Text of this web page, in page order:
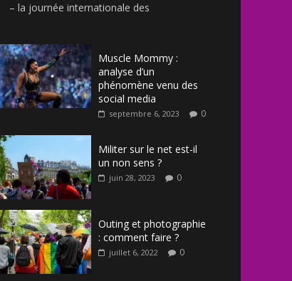
– la journée internationale des
Muscle Mommy :
analyse d’un
phénomène venu des
social media
septembre 6, 2023 0
Militer sur le net est-il
un non sens ?
juin 28, 2023 0
Outing et photographie
: comment faire ?
juillet 6, 2022 0